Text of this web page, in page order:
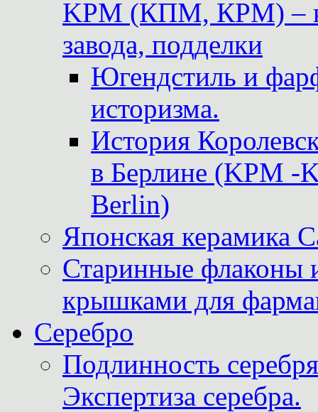
KPM (КПМ, КРМ) –
завода, подделки
Югендстиль и
историзма.
История
в Берлине (KPM -
Berlin)
Японская керамика
Старинные флаконы
крышками для
Серебро
Подлинность
Экспертиза серебра.